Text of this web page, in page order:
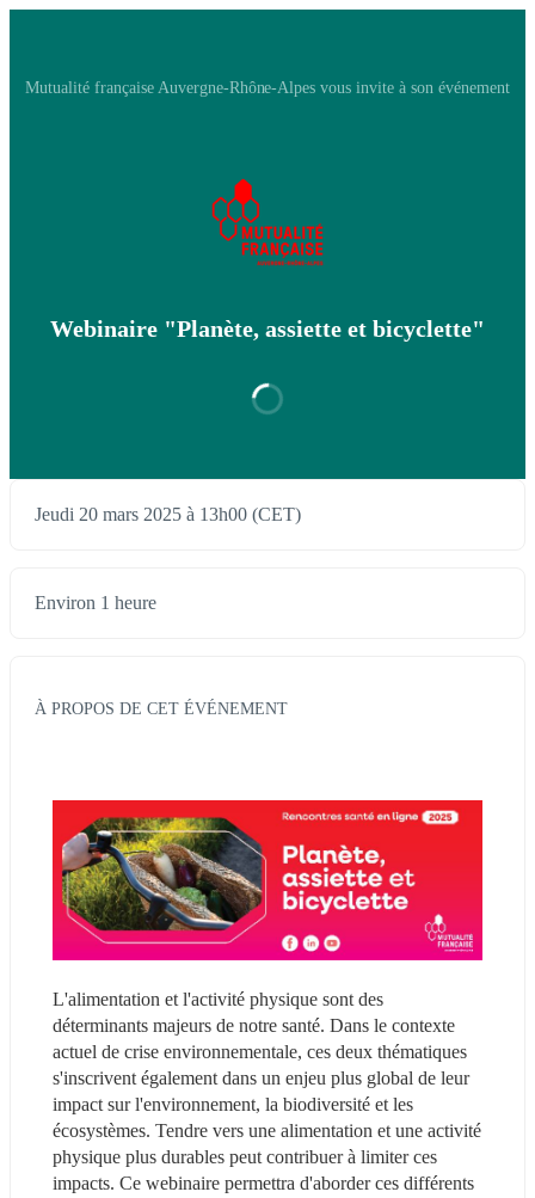
Mutualité française Auvergne-Rhône-Alpes vous invite à son événement
Webinaire "Planète, assiette et bicyclette"
Jeudi 20 mars 2025 à 13h00 (CET)
Environ 1 heure
À PROPOS DE CET ÉVÉNEMENT
L'alimentation et l'activité physique sont des
déterminants majeurs de notre santé. Dans le contexte
actuel de crise environnementale, ces deux thématiques
s'inscrivent également dans un enjeu plus global de leur
impact sur l'environnement, la biodiversité et les
écosystèmes. Tendre vers une alimentation et une activité
physique plus durables peut contribuer à limiter ces
impacts. Ce webinaire permettra d'aborder ces différents